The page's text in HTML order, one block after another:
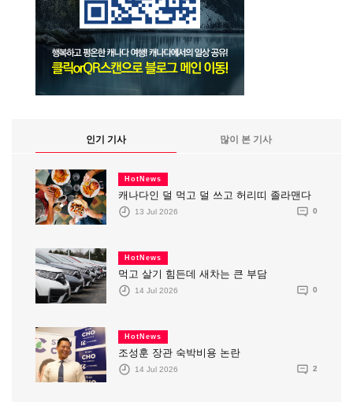
인기 기사 많이 본 기사
HotNews
캐나다인 덜 먹고 덜 쓰고 허리띠 졸라맨다
13 Jul 2026 0
HotNews
먹고 살기 힘든데 새차는 큰 부담
14 Jul 2026 0
HotNews
조성훈 장관 숙박비용 논란
14 Jul 2026 2